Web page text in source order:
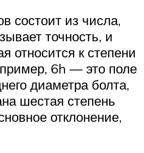
состоит из числа,
точность, и
относится к степени
6h — это поле
диаметра болта,
шестая степень
отклонение,